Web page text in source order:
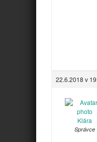
22.6.2018 v
Klára
Správce